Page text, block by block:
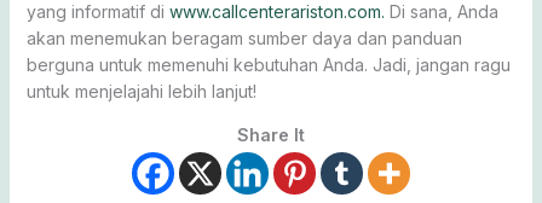
yang informatif di www.callcenterariston.com. Di sana, Anda
akan menemukan beragam sumber daya dan panduan
berguna untuk memenuhi kebutuhan Anda. Jadi, jangan ragu
untuk menjelajahi lebih lanjut!
Share It